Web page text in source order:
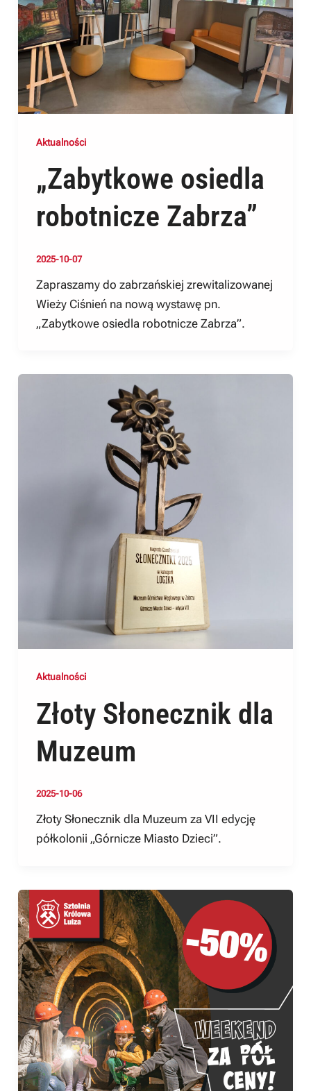
Aktualności
„Zabytkowe osiedla
robotnicze Zabrza”
2025-10-07
Zapraszamy do zabrzańskiej zrewitalizowanej
Wieży Ciśnień na nową wystawę pn.
„Zabytkowe osiedla robotnicze Zabrza”.
Aktualności
Złoty Słonecznik dla
Muzeum
2025-10-06
Złoty Słonecznik dla Muzeum za VII edycję
półkolonii „Górnicze Miasto Dzieci”.